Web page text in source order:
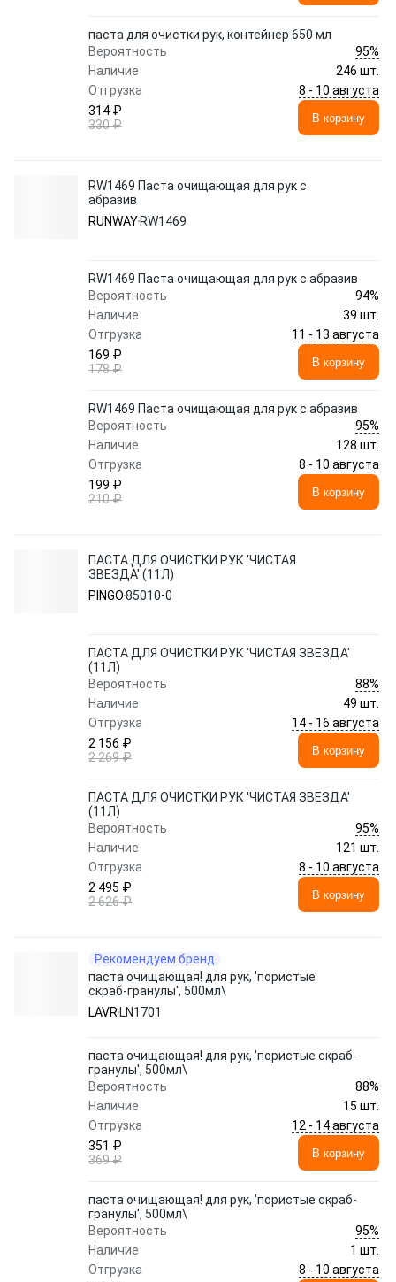
паста для очистки рук, контейнер 650 мл
Вероятность
95%
Наличие
246 шт.
Отгрузка
8 - 10 августа
314 ₽
330 ₽
В корзину
RW1469 Паста очищающая для рук с
абразив
RUNWAY RW1469
RW1469 Паста очищающая для рук с абразив
Вероятность
94%
Наличие
39 шт.
Отгрузка
11 - 13 августа
169 ₽
178 ₽
В корзину
RW1469 Паста очищающая для рук с абразив
Вероятность
95%
Наличие
128 шт.
Отгрузка
8 - 10 августа
199 ₽
210 ₽
В корзину
ПАСТА ДЛЯ ОЧИСТКИ РУК 'ЧИСТАЯ
ЗВЕЗДА' (11Л)
PINGO85010-0
ПАСТА ДЛЯ ОЧИСТКИ РУК 'ЧИСТАЯ ЗВЕЗДА'
(11Л)
Вероятность
88%
Наличие
49 шт.
Отгрузка
14 - 16 августа
2 156 ₽
2 269 ₽
В корзину
ПАСТА ДЛЯ ОЧИСТКИ РУК 'ЧИСТАЯ ЗВЕЗДА'
(11Л)
Вероятность
95%
Наличие
121 шт.
Отгрузка
8 - 10 августа
2 495 ₽
2 626 ₽
В корзину
Рекомендуем бренд
паста очищающая! для рук, 'пористые
скраб-гранулы', 500мл\
LAVR LN1701
паста очищающая! для рук, 'пористые скраб-
гранулы', 500мл\
Вероятность
88%
Наличие
15 шт.
Отгрузка
12 - 14 августа
351 ₽
369 ₽
В корзину
паста очищающая! для рук, 'пористые скраб-
гранулы', 500мл\
Вероятность
95%
Наличие
1 шт.
Отгрузка
8 - 10 августа